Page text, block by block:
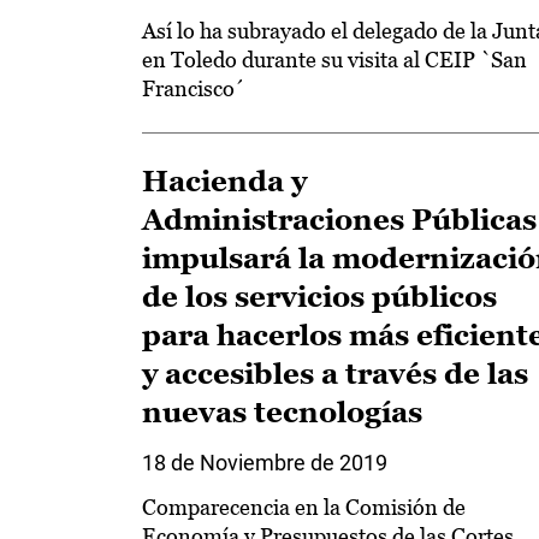
Así lo ha subrayado el delegado de la
en Toledo durante su visita al CEIP `San
Francisco´
Hacienda y
Administraciones Públicas
impulsará la
de los servicios públicos
para hacerlos más
y accesibles a través de las
nuevas tecnologías
18 de Noviembre de 2019
Comparecencia en la Comisión de